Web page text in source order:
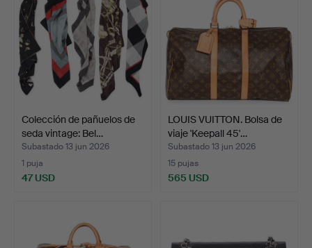
Colección de pañuelos de
seda vintage: Bel…
Subastado 13 jun 2026
1 puja
47 USD
LOUIS VUITTON. Bolsa de
viaje 'Keepall 45'…
Subastado 13 jun 2026
15 pujas
565 USD